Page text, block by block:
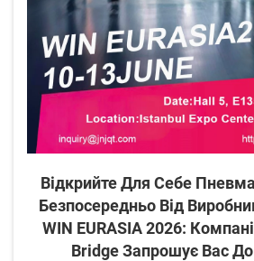
Відкрийте Для Себе
Безпосередньо Від
WIN EURASIA 2026:
Bridge Запрошує Вас